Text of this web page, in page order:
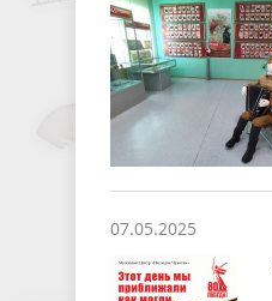
07.05.2025